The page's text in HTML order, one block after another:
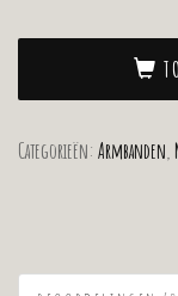
Categorieën: Armbanden